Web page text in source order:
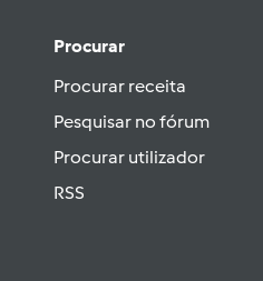
Procurar
Procurar receita
Pesquisar no fórum
Procurar utilizador
RSS